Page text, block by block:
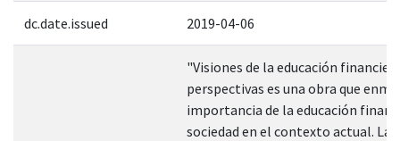
dc.date.issued 2019-04-06
"Visiones de la educación
perspectivas es una obra que
importancia de la educación
sociedad en el contexto actual.